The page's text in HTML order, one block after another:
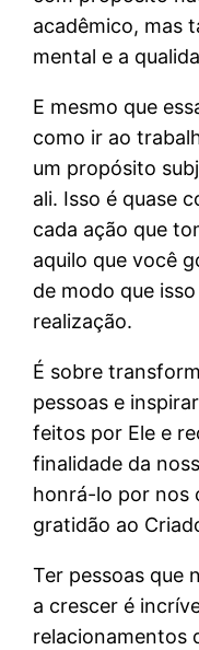
acadêmico, mas
mental e a
E mesmo que
como ir ao
um propósito
ali. Isso é quase
cada ação que
aquilo que você
de modo que
realização.
É sobre
pessoas e
feitos por Ele e
finalidade da
honrá-lo por nos
gratidão ao
Ter pessoas que
a crescer é
relacionamentos